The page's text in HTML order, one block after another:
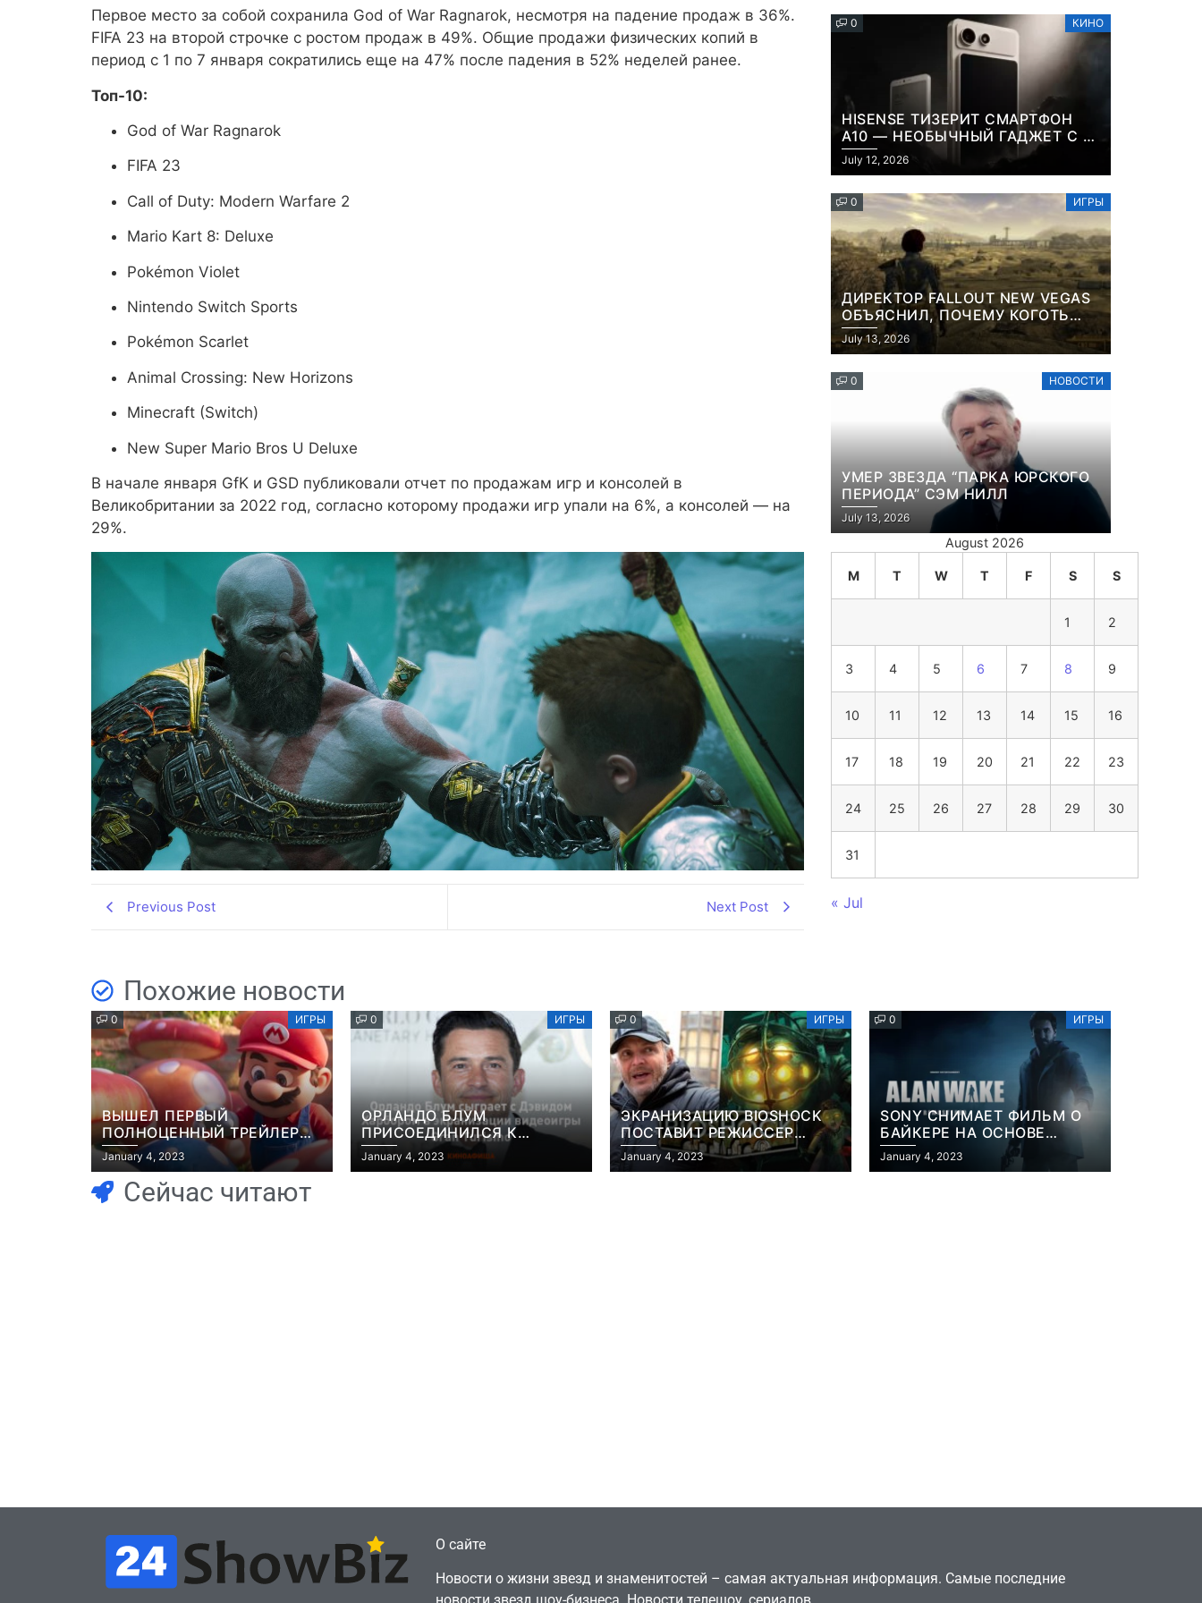
Первое место за собой сохранила God of War Ragnarok, несмотря на падение продаж в 36%.
FIFA 23 на второй строчке с ростом продаж в 49%. Общие продажи физических копий в
период с 1 по 7 января сократились еще на 47% после падения в 52% неделей ранее.
Топ-10:
God of War Ragnarok
FIFA 23
Call of Duty: Modern Warfare 2
Mario Kart 8: Deluxe
Pokémon Violet
Nintendo Switch Sports
Pokémon Scarlet
Animal Crossing: New Horizons
Minecraft (Switch)
New Super Mario Bros U Deluxe
В начале января GfK и GSD публиковали отчет по продажам игр и консолей в
Великобритании за 2022 год, согласно которому продажи игр упали на 6%, а консолей — на
29%.
Previous Post Next Post
0 КИНО
HISENSE ТИЗЕРИТ СМАРТФОН
A10 — НЕОБЫЧНЫЙ ГАДЖЕТ С E-
INK-ЭКРАНОМ И СЪЕМНОЙ LCD-
ПАНЕЛЬЮ ДЛЯ ЦВЕТНОГО
July 12, 2026
0 ИГРЫ
ДИРЕКТОР FALLOUT NEW VEGAS
ОБЪЯСНИЛ, ПОЧЕМУ КОГОТЬ
СМЕРТИ У КАРЬЕРА НАМЕРЕННО
СНОСИТ ВАМ ГОЛОВУ
July 13, 2026
0 НОВОСТИ
УМЕР ЗВЕЗДА “ПАРКА ЮРСКОГО
ПЕРИОДА” СЭМ НИЛЛ
July 13, 2026
August 2026
M T W T F S S
1 2
3 4 5 6 7 8 9
10 11 12 13 14 15 16
17 18 19 20 21 22 23
24 25 26 27 28 29 30
31
« Jul
Похожие новости
0 ИГРЫ
ВЫШЕЛ ПЕРВЫЙ
ПОЛНОЦЕННЫЙ ТРЕЙЛЕР
МУЛЬТФИЛЬМА “МАРИО”
January 4, 2023
0 ИГРЫ
ОРЛАНДО БЛУМ
ПРИСОЕДИНИЛСЯ К
ЭКРАНИЗАЦИИ ВИДЕОИГРЫ
GRAN TURISMO
January 4, 2023
0 ИГРЫ
ЭКРАНИЗАЦИЮ BIOSHOCK
ПОСТАВИТ РЕЖИССЕР
«КОНСТАНТИНА» И
«ГОЛОДНЫХ ИГР»
January 4, 2023
0 ИГРЫ
SONY СНИМАЕТ ФИЛЬМ О
БАЙКЕРЕ НА ОСНОВЕ
ИЗВЕСТНОЙ ВИДЕОИГРЫ
January 4, 2023
Сейчас читают
О сайте
Новости о жизни звезд и знаменитостей – самая актуальная информация. Самые последние